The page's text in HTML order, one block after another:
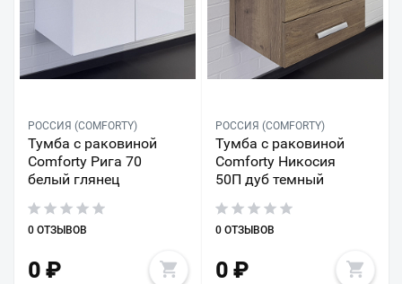
РОССИЯ (COMFORTY)
Тумба с раковиной
Comforty Рига 70
белый глянец
0 ОТЗЫВОВ
0 ₽
РОССИЯ (COMFORTY)
Тумба с раковиной
Comforty Никосия
50П дуб темный
0 ОТЗЫВОВ
0₽